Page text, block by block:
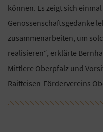
können. Es zeigt sich
Genossenschaftsgedanke
zusammenarbeiten, um
realisieren“, erklärte
Mittlere Oberpfalz und
Raiffeisen-Fördervereins